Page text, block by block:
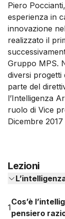
Piero
esperienza in
innovazione
realizzato il
Gruppo MPS.
diversi progetti
parte del
l’Intelligenza
ruolo di Vice
Dicembre
Lezioni
1
Cos’è
pensiero